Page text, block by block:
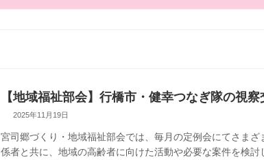
【地域福祉部会】行橋市・健幸つなぎ隊の視察
2025年11月19日
宮司郷づくり・地域福祉部会では、毎月の定例会にてさまざ
係者と共に、地域の高齢者に向けた活動や必要な案件を検討